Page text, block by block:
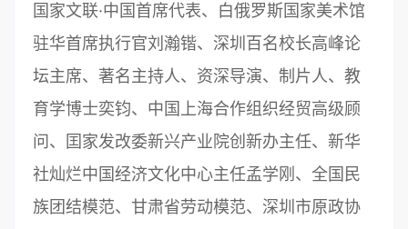
国家文联·中国首席代表、白俄罗斯国家美术馆
驻华首席执行官刘瀚锴、深圳百名校长高峰论
坛主席、著名主持人、资深导演、制片人、教
育学博士奕钧、中国上海合作组织经贸高级顾
问、囯家发改委新兴产业院创新办主任、新华
社灿烂中国经济文化中心主任孟学刚、全国民
族团结模范、甘肃省劳动模范、深圳市原政协